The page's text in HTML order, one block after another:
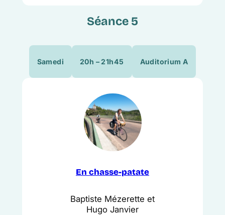
Séance 5
Samedi 20h – 21h45 Auditorium A
En chasse-patate
Baptiste Mézerette et
Hugo Janvier